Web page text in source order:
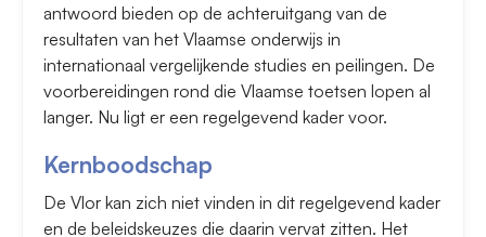
antwoord bieden op de achteruitgang van de
resultaten van het Vlaamse onderwijs in
internationaal vergelijkende studies en peilingen. De
voorbereidingen rond die Vlaamse toetsen lopen al
langer. Nu ligt er een regelgevend kader voor.
Kernboodschap
De Vlor kan zich niet vinden in dit regelgevend kader
en de beleidskeuzes die daarin vervat zitten. Het